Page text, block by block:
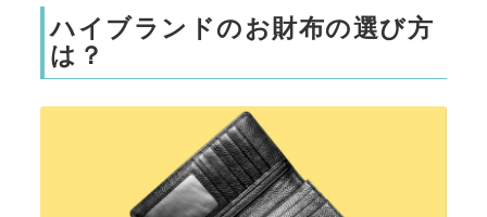
ハイブランドのお財布の選び方
は？